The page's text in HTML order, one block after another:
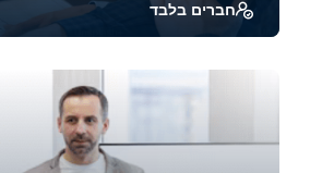
חברים בלבד
חברות מובילות ממגזרים שונים, כדי
1880
39319